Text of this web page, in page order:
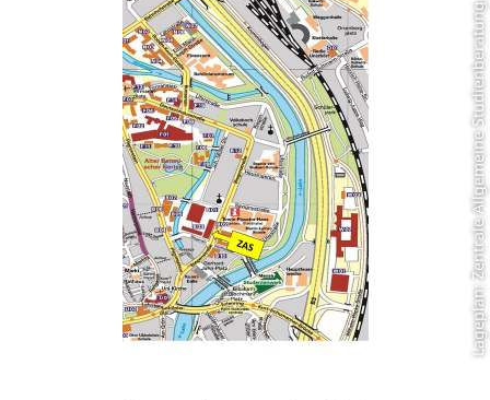
Lageplan: Zentrale Allgemeine Studienberatung